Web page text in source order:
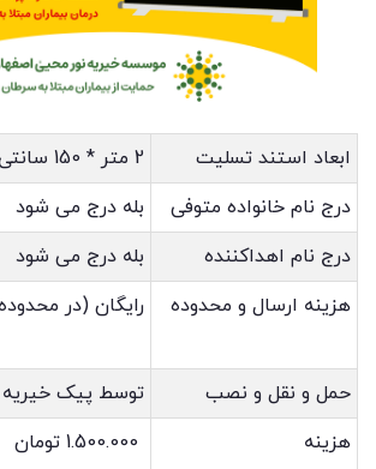
ابعاد استند تسلیت
2 متر * 150 سانتی متر
درج نام خانواده متوفی
بله درج می شود
درج نام اهداکننده
بله درج می شود
هزینه ارسال و محدوده
رایگان (در
حمل و نقل و نصب
توسط پیک خیریه
هزینه